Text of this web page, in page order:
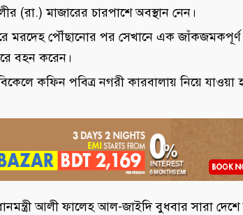
(রা.) মাজারের চারপাশে অবস্থান নেন।
মরদেহ পৌঁছানোর পর সেখানে এক
বহন করেন।
কফিন পবিত্র নগরী কারবালায় নিয়ে যাওয়া
আলী ফালেহ আল-জাইদি বুধবার সারা